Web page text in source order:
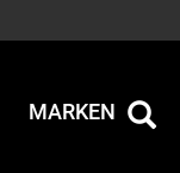
MARKEN